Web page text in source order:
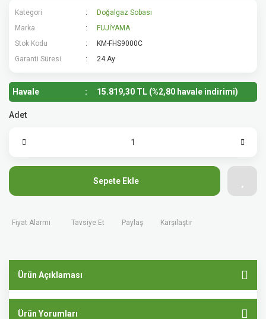
Kategori
Doğalgaz Sobası
Marka
FUJİYAMA
Stok Kodu
KM-FHS9000C
Garanti Süresi
24 Ay
Havale 15.819,30 TL (%2,80 havale indirimi)
Adet
Sepete Ekle
Fiyat Alarmı Tavsiye Et Paylaş Karşılaştır
Ürün Açıklaması
Ürün Yorumları